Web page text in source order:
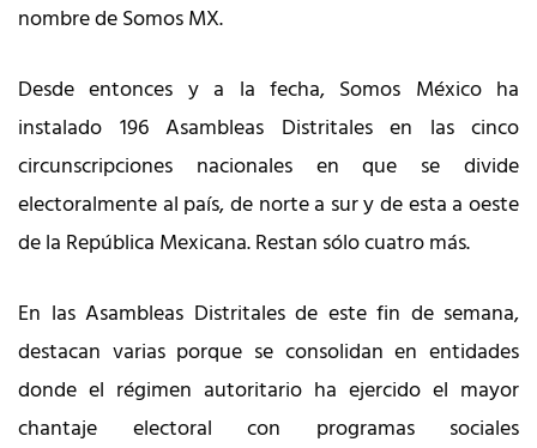
nombre de Somos MX.
Desde entonces y a la fecha, Somos México ha
instalado 196 Asambleas Distritales en las cinco
circunscripciones nacionales en que se divide
electoralmente al país, de norte a sur y de esta a oeste
de la República Mexicana. Restan sólo cuatro más.
En las Asambleas Distritales de este fin de semana,
destacan varias porque se consolidan en entidades
donde el régimen autoritario ha ejercido el mayor
chantaje electoral con programas sociales